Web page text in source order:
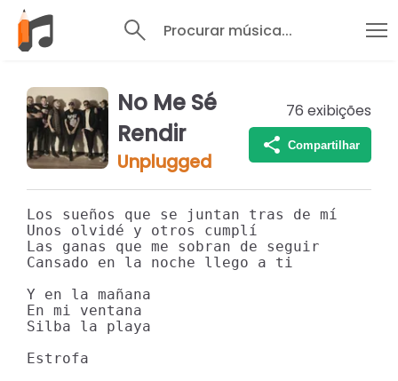
Procurar música...
No Me Sé
Rendir
Unplugged
76 exibições
Compartilhar
Los sueños que se juntan tras de mí
Unos olvidé y otros cumplí
Las ganas que me sobran de seguir
Cansado en la noche llego a ti
Y en la mañana
En mi ventana
Silba la playa
Estrofa